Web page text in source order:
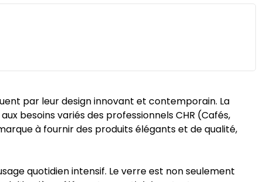
par leur design innovant et contemporain. La
besoins variés des professionnels CHR (Cafés,
à fournir des produits élégants et de qualité,
quotidien intensif. Le verre est non seulement